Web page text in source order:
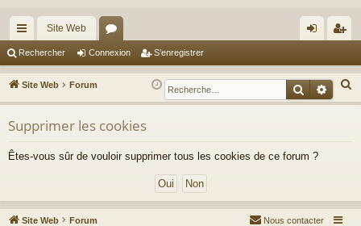
cc
ès
ra
pi
Site Web
or
u
m
s
ne
xi
nr
eg
Rechercher Connexion S’enregistrer
Site Web Forum
e
h
Supprimer les cookies
Êtes-vous sûr de vouloir supprimer tous les cookies de ce forum ?
Site Web Forum Nous contacter